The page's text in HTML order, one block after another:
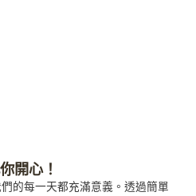
開心！
的每一天都充滿意義。透過簡單